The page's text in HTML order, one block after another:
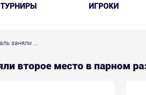
ТУРНИРЫ ИГРОКИ
заняли ...
второе место в парном